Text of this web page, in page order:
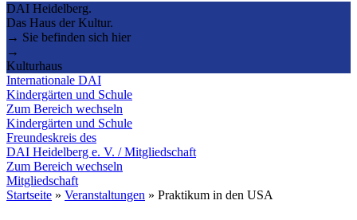
DAI Heidelberg.
Das Haus der Kultur.
→ Sie befinden sich hier
→
Kulturhaus
Internationale DAI
Kindergärten und Schule
Zum Bereich wechseln
Kindergärten und Schule
Freundeskreis des
DAI Heidelberg e. V. / Mitgliedschaft
Zum Bereich wechseln
Mitgliedschaft
Startseite » Veranstaltungen » Praktikum in den USA